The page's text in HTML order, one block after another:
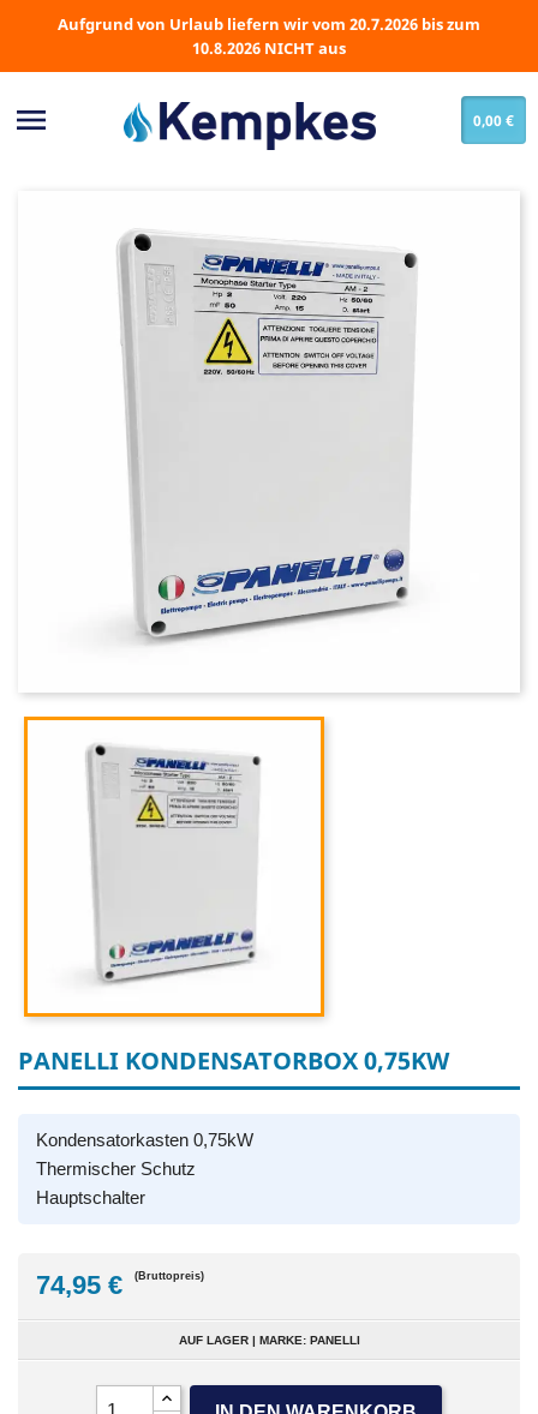
Aufgrund von Urlaub liefern wir vom 20.7.2026 bis zum
10.8.2026 NICHT aus
 0,00 €
PANELLI KONDENSATORBOX 0,75KW
Kondensatorkasten 0,75kW
Thermischer Schutz
Hauptschalter
74,95 € (Bruttopreis)
AUF LAGER | MARKE: PANELLI